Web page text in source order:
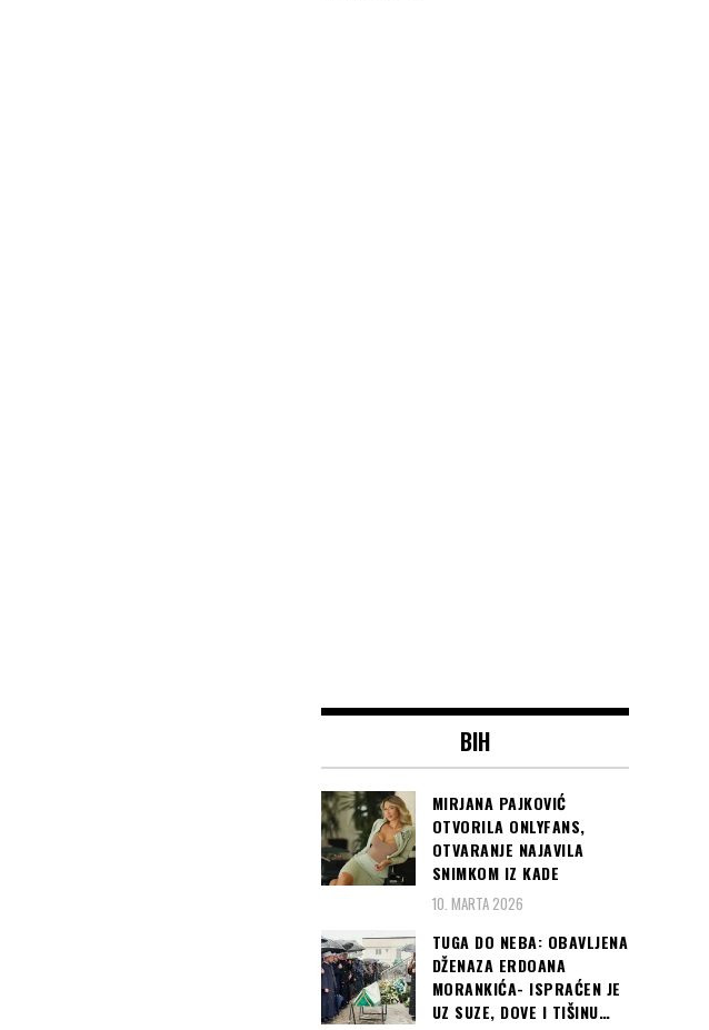
BIH
MIRJANA PAJKOVIĆ
OTVORILA ONLYFANS,
OTVARANJE NAJAVILA
SNIMKOM IZ KADE
10. MARTA 2026
TUGA DO NEBA: OBAVLJENA
DŽENAZA ERDOANA
MORANKIĆA- ISPRAĆEN JE
UZ SUZE, DOVE I TIŠINU…